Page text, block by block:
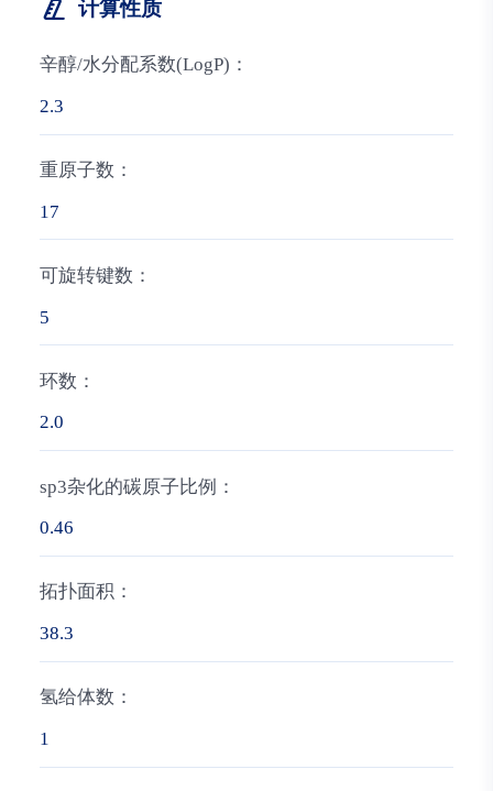
计算性质
辛醇/水分配系数(LogP)：
2.3
重原子数：
17
可旋转键数：
5
环数：
2.0
sp3杂化的碳原子比例：
0.46
拓扑面积：
38.3
氢给体数：
1